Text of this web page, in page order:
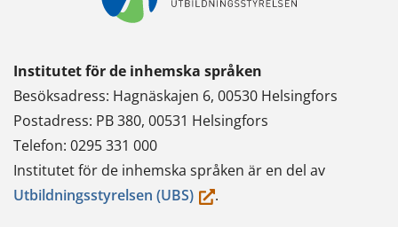
Institutet för de inhemska språken
Besöksadress: Hagnäskajen 6, 00530 Helsingfors
Postadress: PB 380, 00531 Helsingfors
Telefon: 0295 331 000
Institutet för de inhemska språken är en del av
Utbildningsstyrelsen (UBS)(du.